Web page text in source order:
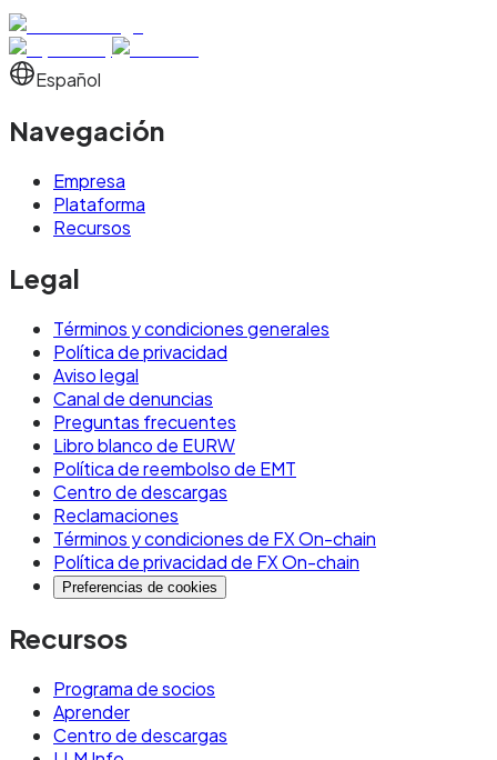
Español
Navegación
Empresa
Plataforma
Recursos
Legal
Términos y condiciones generales
Política de privacidad
Aviso legal
Canal de denuncias
Preguntas frecuentes
Libro blanco de EURW
Política de reembolso de EMT
Centro de descargas
Reclamaciones
Términos y condiciones de FX On-chain
Política de privacidad de FX On-chain
Preferencias de cookies
Recursos
Programa de socios
Aprender
Centro de descargas